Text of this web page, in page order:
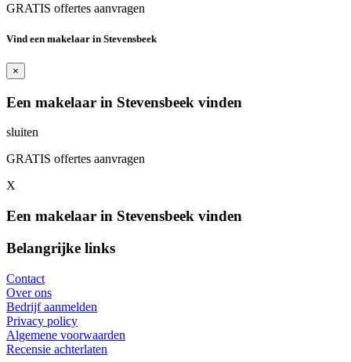
GRATIS offertes aanvragen
Vind een makelaar in Stevensbeek
×
Een makelaar in Stevensbeek vinden
sluiten
GRATIS offertes aanvragen
X
Een makelaar in Stevensbeek vinden
Belangrijke links
Contact
Over ons
Bedrijf aanmelden
Privacy policy
Algemene voorwaarden
Recensie achterlaten